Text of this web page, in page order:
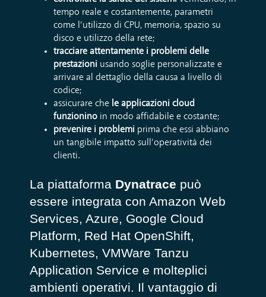
tempo reale e costantemente, parametri
come l’utilizzo di CPU, memoria, spazio su
disco e utilizzo della rete;
tracciare attentamente i problemi delle
prestazioni usando soglie personalizzate e
arrivare al dettaglio della causa a livello di
codice;
assicurare che le applicazioni cloud
funzioninoin modo affidabile e costante;
prevenire i problemi prima che essi abbiano
un tangibile impatto sull’operatività dei
clienti.
La piattaforma Dynatrace può
essere integrata con Amazon Web
Services, Azure, Google Cloud
Platform, Red Hat OpenShift,
Kubernetes, VMWare Tanzu
Application Service e molteplici
ambienti operativi. Il vantaggio di